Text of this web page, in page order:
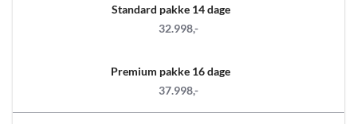
Standard pakke 14 dage
32.998,-
Premium pakke 16 dage
37.998,-